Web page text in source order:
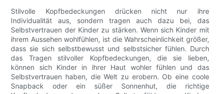
Stilvolle Kopfbedeckungen drücken nicht nur ihre
Individualität aus, sondern tragen auch dazu bei, das
Selbstvertrauen der Kinder zu stärken. Wenn sich Kinder mit
ihrem Aussehen wohlfühlen, ist die Wahrscheinlichkeit größer,
dass sie sich selbstbewusst und selbstsicher fühlen. Durch
das Tragen stilvoller Kopfbedeckungen, die sie lieben,
können sich Kinder in ihrer Haut wohler fühlen und das
Selbstvertrauen haben, die Welt zu erobern. Ob eine coole
Snapback oder ein süßer Sonnenhut, die richtige